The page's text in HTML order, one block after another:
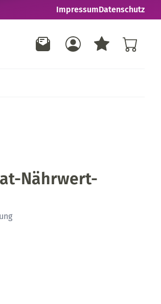
ImpressumDatenschutz
Nährwert-